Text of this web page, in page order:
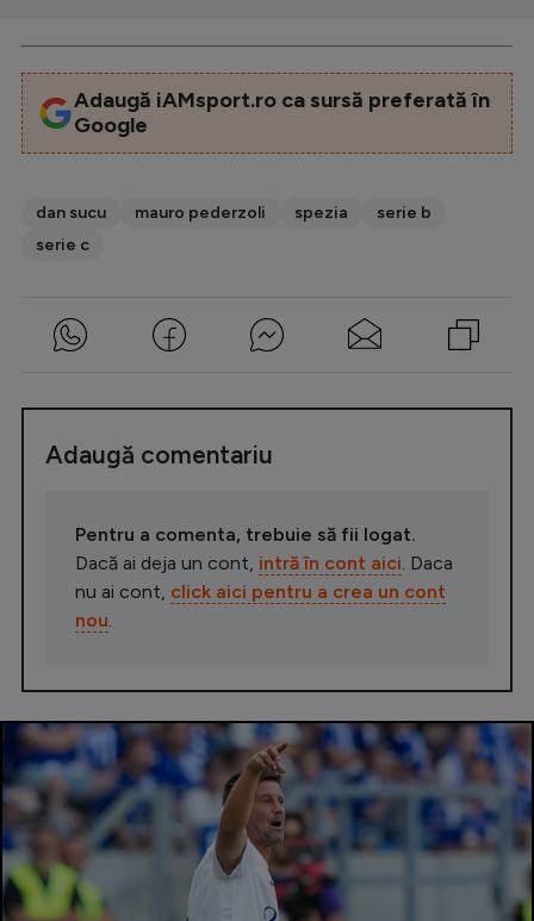
Adaugă iAMsport.ro ca sursă preferată în
Google
dan sucu mauro pederzoli spezia
serie b
serie c
Adaugă comentariu
Pentru a comenta, trebuie să fii logat.
Dacă ai deja un cont, intră în cont aici. Daca
nu ai cont, click aici pentru a crea un cont
nou.